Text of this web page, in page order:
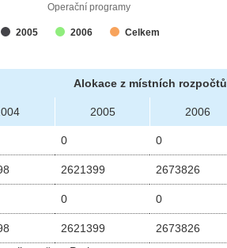
Operační programy
2005 2006 Celkem
Alokace z místních rozpočtů
2005 2006
0 0
2621399 2673826
0 0
2621399 2673826